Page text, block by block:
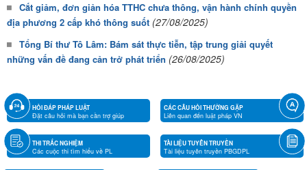
Cắt giảm, đơn giản hóa TTHC chưa thông, vận hành chính quyền
địa phương 2 cấp khó thông suốt (27/08/2025)
Tổng Bí thư Tô Lâm: Bám sát thực tiễn, tập trung giải quyết
những vấn đề đang cản trở phát triển (26/08/2025)
HỎI ĐÁP PHÁP LUẬT
Đặt câu hỏi mà bạn cần trợ giúp
CÁC CÂU HỎI THƯỜNG GẶP
Liên quan đến luật pháp VN
THI TRẮC NGHIỆM
Các cuộc thi tìm hiểu về PL
TÀI LIỆU TUYÊN TRUYỀN
Tài liệu tuyên truyền PBGDPL